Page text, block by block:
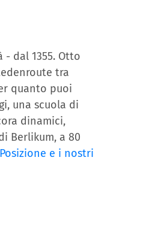
dal 1355. Otto
tra
quanto puoi
una scuola di
dinamici,
Berlikum, a 80
Posizione e i nostri